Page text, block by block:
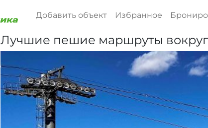
Добавить объект Избранное
Лучшие пешие маршруты